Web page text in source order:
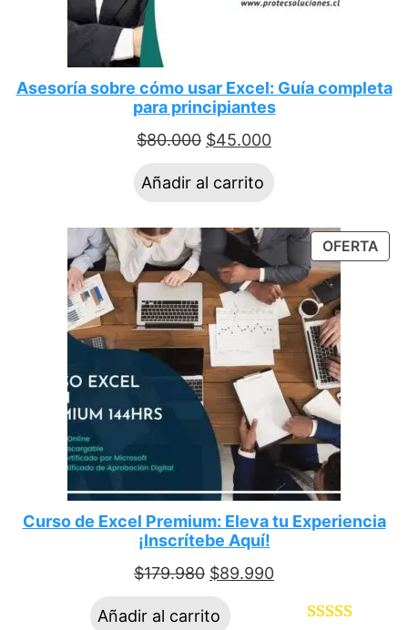
Asesoría sobre cómo usar Excel: Guía completa
para principiantes
$80.000 $45.000
Añadir al carrito
OFERTA
Curso de Excel Premium: Eleva tu Experiencia
¡Inscrítebe Aquí!
$179.980 $89.990
Añadir al carrito